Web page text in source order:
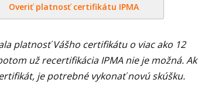
Overiť platnosť certifikátu IPMA
platnosť Vášho certifikátu o viac ako 12
už recertifikácia IPMA nie je možná. Ak
je potrebné vykonať novú skúšku.